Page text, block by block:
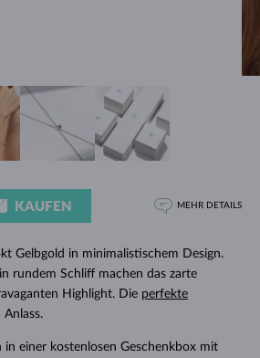
Gelbgold in minimalistischem Design.
rundem Schliff machen das zarte
Highlight. Die perfekte
einer kostenlosen Geschenkbox mit
KAUFEN MEHR DETAILS